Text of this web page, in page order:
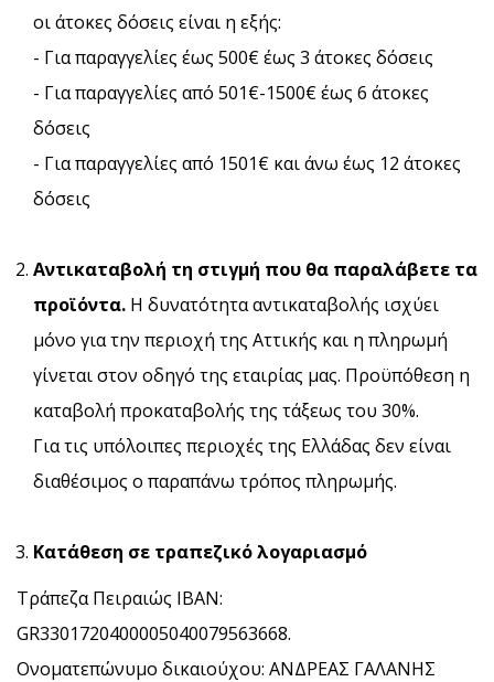
οι άτοκες δόσεις είναι η εξής:
- Για παραγγελίες έως 500€ έως 3 άτοκες δόσεις
- Για παραγγελίες από 501€-1500€ έως 6 άτοκες
δόσεις
- Για παραγγελίες από 1501€ και άνω έως 12 άτοκες
δόσεις
Αντικαταβολή τη στιγμή που θα παραλάβετε τα
προϊόντα. Η δυνατότητα αντικαταβολής ισχύει
μόνο για την περιοχή της Αττικής και η πληρωμή
γίνεται στον οδηγό της εταιρίας μας. Προϋπόθεση η
καταβολή προκαταβολής της τάξεως του 30%.
Για τις υπόλοιπες περιοχές της Ελλάδας δεν είναι
διαθέσιμος ο παραπάνω τρόπος πληρωμής.
Κατάθεση σε τραπεζικό λογαριασμό
Τράπεζα Πειραιώς IBAN:
GR3301720400005040079563668.
Ονοματεπώνυμο δικαιούχου: ΑΝΔΡΕΑΣ ΓΑΛΑΝΗΣ